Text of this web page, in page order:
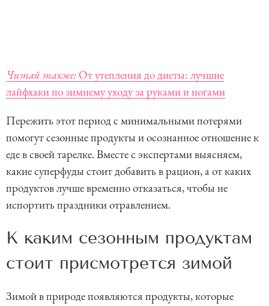
Читай также: От утепления до диеты: лучшие
лайфхаки по зимнему уходу за руками и ногами
Пережить этот период с минимальными потерями
помогут сезонные продукты и осознанное отношение к
еде в своей тарелке. Вместе с экспертами выясняем,
какие суперфуды стоит добавить в рацион, а от каких
продуктов лучше временно отказаться, чтобы не
испортить праздники отравлением.
К каким сезонным продуктам
стоит присмотрется зимой
Зимой в природе появляются продукты, которые